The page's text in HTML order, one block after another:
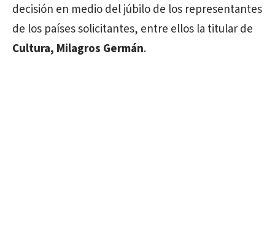
decisión en medio del júbilo de los representantes
de los países solicitantes, entre ellos la titular de
Cultura, Milagros Germán.